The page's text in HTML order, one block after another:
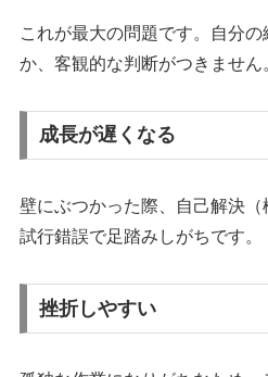
これが最大の問題です。自分
か、客観的な判断がつきません
成長が遅くなる
壁にぶつかった際、自己解決（
試行錯誤で足踏みしがちです。
挫折しやすい